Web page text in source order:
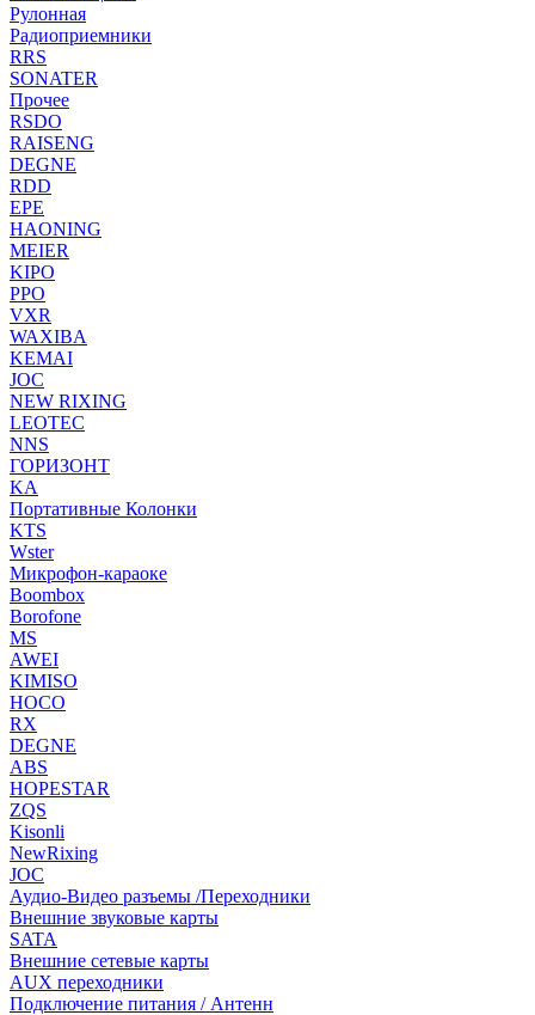
Рулонная
Радиоприемники
RRS
SONATER
Прочее
RSDO
RAISENG
DEGNE
RDD
EPE
HAONING
MEIER
KIPO
PPO
VXR
WAXIBA
KEMAI
JOC
NEW RIXING
LEOTEC
NNS
ГОРИЗОНТ
KA
Портативные Колонки
KTS
Wster
Микрофон-караоке
Boombox
Borofone
MS
AWEI
KIMISO
HOCO
RX
DEGNE
ABS
HOPESTAR
ZQS
Kisonli
NewRixing
JOC
Аудио-Видео разъемы /Переходники
Внешние звуковые карты
SATA
Внешние сетевые карты
AUX переходники
Подключение питания / Антенн